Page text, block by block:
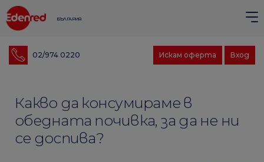
БЪЛГАРИЯ
02/974 0220 Вход
Искам оферта
Какво да консумираме в
обедната почивка, за да не ни
се доспива?